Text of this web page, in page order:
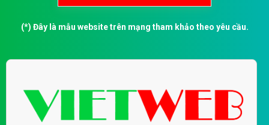
(*) Đây là mẫu website trên mạng tham khảo theo yêu cầu.